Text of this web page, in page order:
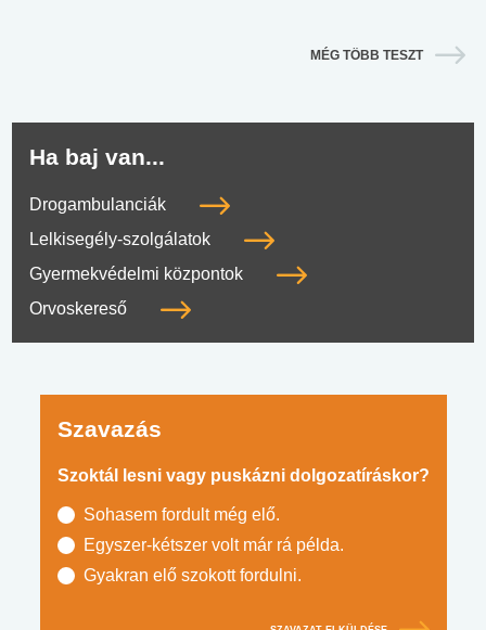
MÉG TÖBB TESZT
Ha baj van...
Drogambulanciák
Lelkisegély-szolgálatok
Gyermekvédelmi központok
Orvoskereső
Szavazás
Szoktál lesni vagy puskázni dolgozatíráskor?
Sohasem fordult még elő.
Egyszer-kétszer volt már rá példa.
Gyakran elő szokott fordulni.